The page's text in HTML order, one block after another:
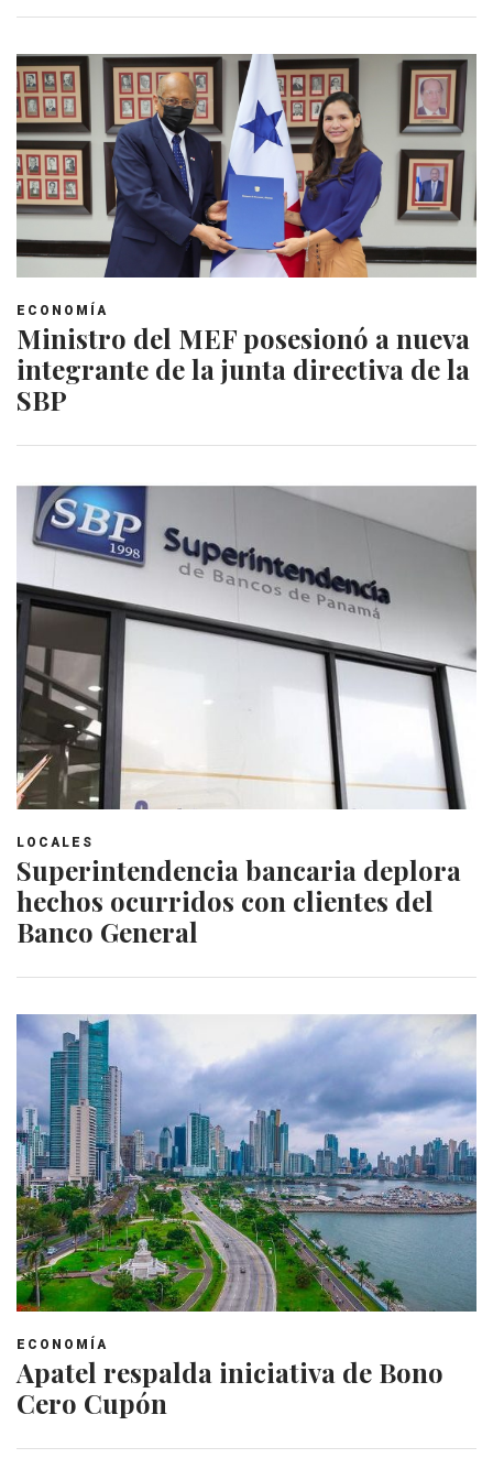
ECONOMÍA
Ministro del MEF posesionó a nueva
integrante de la junta directiva de la
SBP
LOCALES
Superintendencia bancaria deplora
hechos ocurridos con clientes del
Banco General
ECONOMÍA
Apatel respalda iniciativa de Bono
Cero Cupón